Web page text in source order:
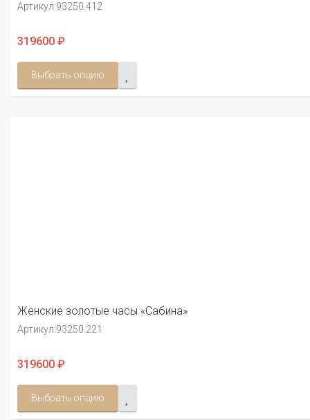
Артикул:93250.412
319600 ₽
Выбрать опцию
Женские золотые часы «Сабина»
Артикул:93250.221
319600 ₽
Выбрать опцию